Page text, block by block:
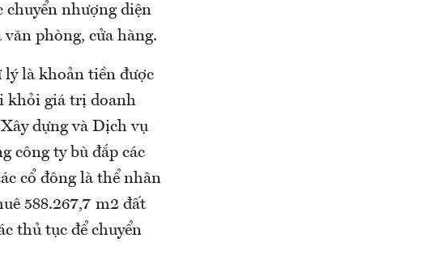
chuyển nhượng diện
phòng, cửa hàng.
lý là khoản tiền được
khỏi giá trị doanh
dựng và Dịch vụ
công ty bù đắp các
cổ đông là thể nhân
588.267,7 m2 đất
thủ tục để chuyển